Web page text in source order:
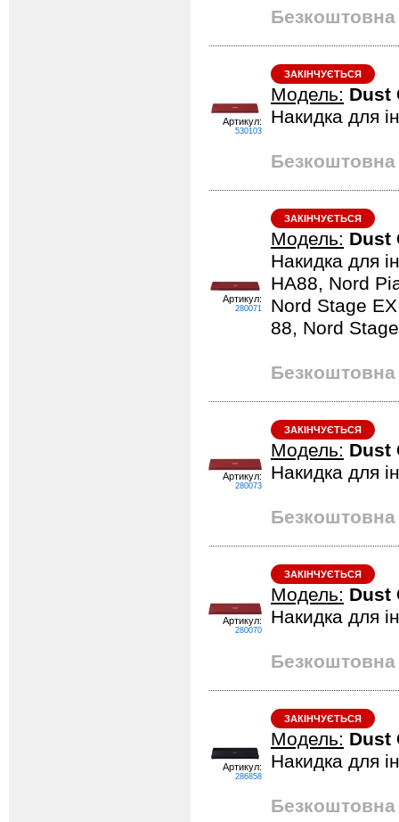
Безкоштовна
Артикул:
530103
ЗАКІНЧУЄТЬСЯ
Модель: Dust
Накидка для
Безкоштовна
Артикул:
280071
ЗАКІНЧУЄТЬСЯ
Модель: Dust
Накидка для
HA88, Nord
Nord Stage
88, Nord
Безкоштовна
Артикул:
280073
ЗАКІНЧУЄТЬСЯ
Модель: Dust
Накидка для
Безкоштовна
Артикул:
280070
ЗАКІНЧУЄТЬСЯ
Модель: Dust
Накидка для
Безкоштовна
Артикул:
286858
ЗАКІНЧУЄТЬСЯ
Модель: Dust
Накидка для
Безкоштовна